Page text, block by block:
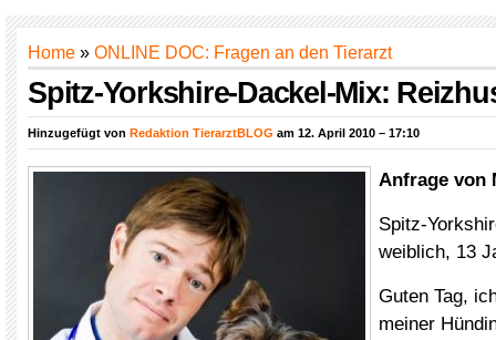
Home » ONLINE DOC: Fragen an den Tierarzt
Spitz-Yorkshire-Dackel-Mix:
Hinzugefügt von Redaktion TierarztBLOG am 12. April 2010 – 17:10
Anfrage von
Spitz-
weiblich, 13
Guten Tag,
meiner